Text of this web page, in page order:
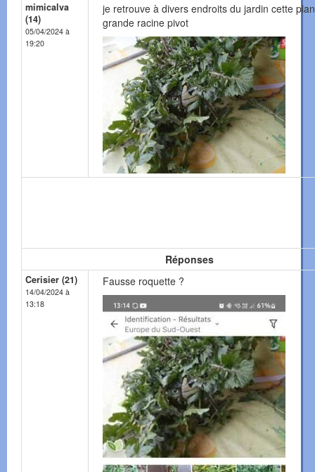
mimicalva
(14)
05/04/2024 à
19:20
je retrouve à divers endroits du jardin cette
grande racine pivot
Réponses
Cerisier (21)
14/04/2024 à
13:18
Fausse roquette ?